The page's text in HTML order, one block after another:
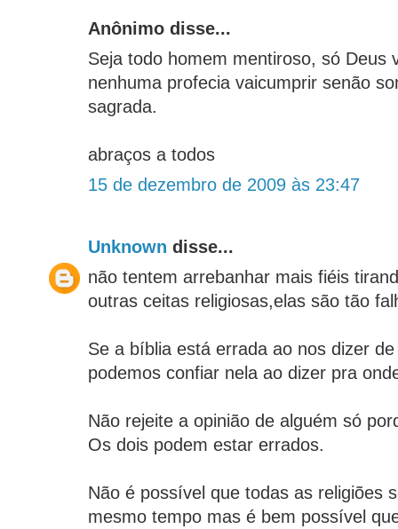
Anônimo disse...
Seja todo homem mentiroso, só Deus
nenhuma profecia vaicumprir senão
sagrada.
abraços a todos
15 de dezembro de 2009 às 23:47
Unknown disse...
não tentem arrebanhar mais fiéis
outras ceitas religiosas,elas são tão
Se a bíblia está errada ao nos dizer
podemos confiar nela ao dizer pra
Não rejeite a opinião de alguém só
Os dois podem estar errados.
Não é possível que todas as religiões
mesmo tempo mas é bem possível